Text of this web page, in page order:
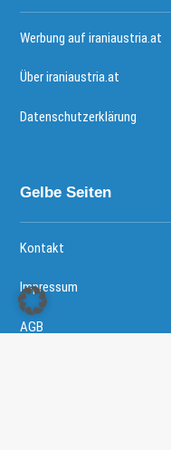
Werbung auf iraniaustria.at
Über iraniaustria.at
Datenschutzerklärung
Gelbe Seiten
Kontakt
Impressum
AGB